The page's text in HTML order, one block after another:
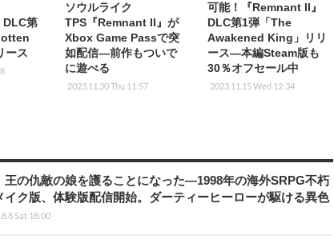
DLC第
ース
ソウルライク
TPS『Remnant II』が
Xbox Game Passで突
如配信―前作もついで
に遊べる
2023.11.30 Thu 11:57
可能！『Remnant II』
DLC第1弾「The
Awakened King」リリ
ース―本編Steam版も
30％オフセール中
2023.11.15 Wed 12:34
王の仇敵の娘を護ることになった―1998年の海外SRPG不朽
ク版、体験版配信開始。ダーティーヒーローが駆ける異色
Sat 18:00